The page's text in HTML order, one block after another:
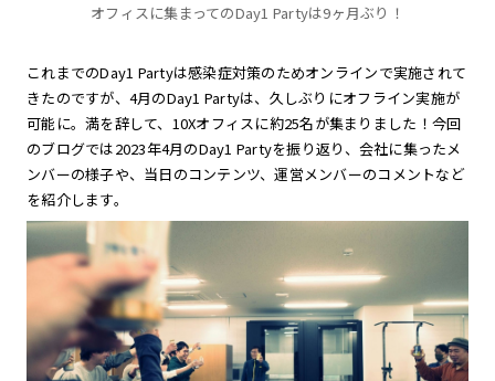
オフィスに集まってのDay1 Partyは9ヶ月ぶり！
これまでのDay1 Partyは感染症対策のためオンラインで実施されて
きたのですが、4月のDay1 Partyは、久しぶりにオフライン実施が
可能に。満を辞して、10Xオフィスに約25名が集まりました！今回
のブログでは2023年4月のDay1 Partyを振り返り、会社に集ったメ
ンバーの様子や、当日のコンテンツ、運営メンバーのコメントなど
を紹介します。